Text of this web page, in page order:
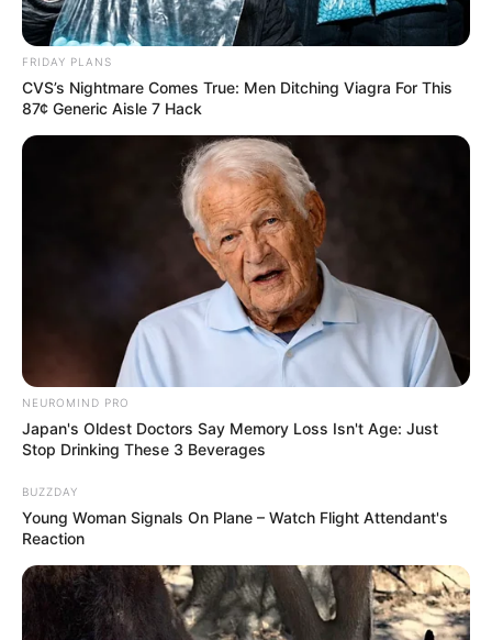
FRIDAY PLANS
CVS’s Nightmare Comes True: Men Ditching Viagra For This
87¢ Generic Aisle 7 Hack
NEUROMIND PRO
Japan's Oldest Doctors Say Memory Loss Isn't Age: Just
Stop Drinking These 3 Beverages
BUZZDAY
Young Woman Signals On Plane – Watch Flight Attendant's
Reaction